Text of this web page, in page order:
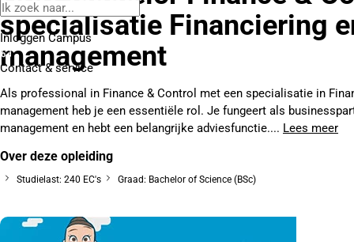
Inloggen Campus
Contact& service
specialisatie Financiering
management
Als professional in Finance & Control met een specialisatie in
management heb je een essentiële rol. Je fungeert als
management en hebt een belangrijke adviesfunctie.... Lees meer
Over deze opleiding
Studielast: 240 EC's Graad: Bachelor of Science (BSc)